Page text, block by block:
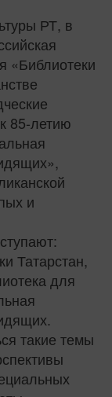
РТ, в
«Библиотеки
85-летию
и
Татарстан,
для
такие темы